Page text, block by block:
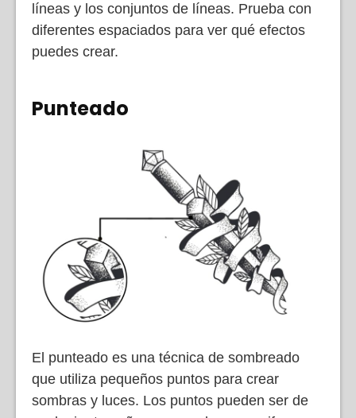
líneas y los conjuntos de líneas. Prueba con
diferentes espaciados para ver qué efectos
puedes crear.
Punteado
El punteado es una técnica de sombreado
que utiliza pequeños puntos para crear
sombras y luces. Los puntos pueden ser de